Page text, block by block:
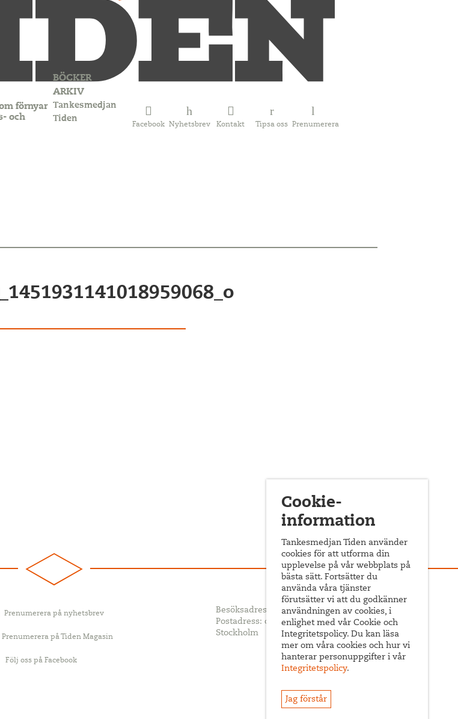
förnyar
och
Facebook Nyhetsbrev Kontakt Tipsa oss Prenumerera
BÖCKER
ARKIV
Tankesmedjan
Tiden
Prenumerera på nyhetsbrev
Prenumerera på Tiden Magasin
Följ oss på Facebook
Besöksadress: Sveavägen 68
Postadress: c/o ABF Box 522, 101 30
Stockholm
Cookie-
information
Tankesmedjan Tiden använder
cookies för att utforma din
upplevelse på vår webbplats på
bästa sätt. Fortsätter du
använda våra tjänster
förutsätter vi att du godkänner
användningen av cookies, i
enlighet med vår Cookie och
Integritetspolicy. Du kan läsa
mer om våra cookies och hur vi
hanterar personuppgifter i vår
Integritetspolicy.
Jag förstår